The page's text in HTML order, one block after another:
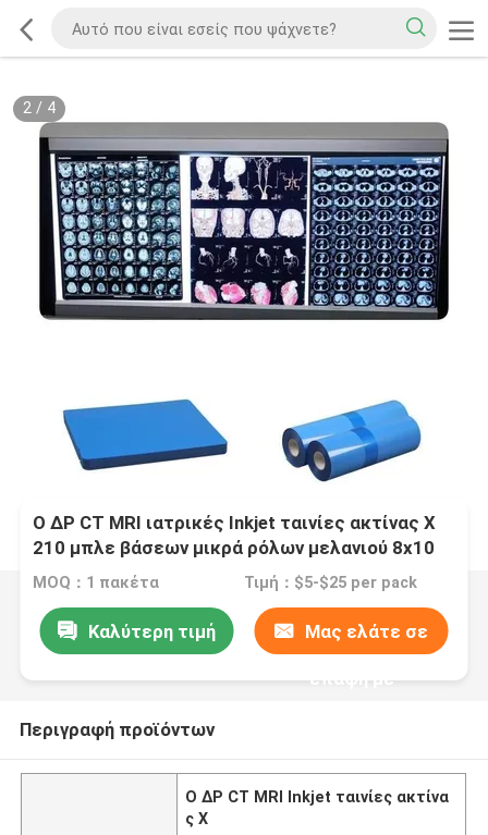
2/ 4
Ο ΔΡ CT MRI ιατρικές Inkjet ταινίες ακτίνας X
210 μπλε βάσεων μικρά ρόλων μελανιού 8x10
A4 A3 10inch
MOQ：1 πακέτα Τιμή：$5-$25 per pack
Καλύτερη τιμή Μας ελάτε σε
επαφή με
Περιγραφή προϊόντων
Ο ΔΡ CT MRI Inkjet ταινίες ακτίνα
ς X